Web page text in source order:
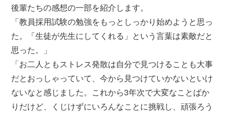
後輩たちの感想の一部を紹介します。
「教員採用試験の勉強をもっとしっかり始めようと思っ
た。「生徒が先生にしてくれる」という言葉は素敵だと
思った。」
「お二人ともストレス発散は自分で見つけることも大事
だとおっしゃっていて、今から見つけていかないといけ
ないなと感じました。これから3年次で大変なことばか
りだけど、くじけずにいろんなことに挑戦し、頑張ろう